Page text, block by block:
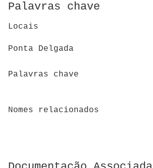
Palavras chave
Locais
Ponta Delgada
Palavras chave
Nomes relacionados